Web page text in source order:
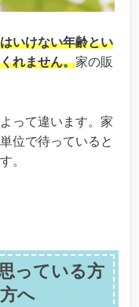
いけない年齢とい
れません。家の販
って違います。家
位で待っていると
。
っている方
へ